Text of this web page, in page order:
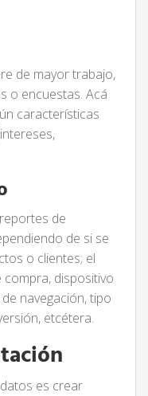
de mayor trabajo,
o encuestas. Acá
características
de
de si se
o clientes; el
dispositivo
navegación, tipo
etcétera.
es crear